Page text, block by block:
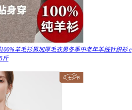
羊毛衫男加厚毛衣男冬季中老年羊绒针织衫 e
斤